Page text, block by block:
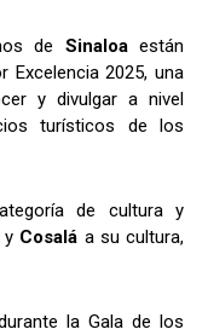
de Sinaloaestán
Excelencia 2025, una
y divulgar a nivel
turísticos de los
de cultura y
y Cosalá a su cultura,
la Gala de los